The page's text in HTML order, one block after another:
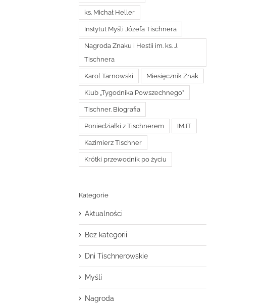
ks. Michał Heller
Instytut Myśli Józefa Tischnera
Nagroda Znaku i Hestii im. ks. J.
Tischnera
Karol Tarnowski Miesięcznik Znak
Klub „Tygodnika Powszechnego”
Tischner. Biografia
Poniedziałki z Tischnerem IMJT
Kazimierz Tischner
Krótki przewodnik po życiu
Kategorie
Aktualności
Bez kategorii
Dni Tischnerowskie
Myśli
Nagroda